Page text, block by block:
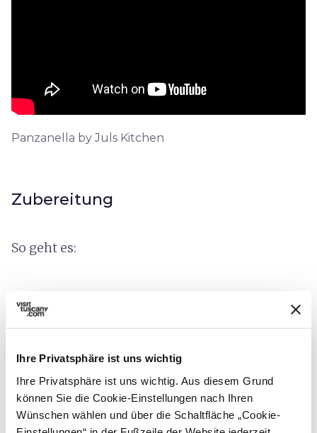
Ihre Privatsphäre ist uns wichtig
Ihre Privatsphäre ist uns wichtig. Aus diesem Grund
können Sie die Cookie-Einstellungen nach Ihren
Wünschen wählen und über die Schaltfläche „Cookie-
Panzanella by Juls Kitchen
Zubereitung
So geht es:
1.
2.
Die Zwiebel fein schneiden und in
kaltem Wasser einweichen, um ihr den